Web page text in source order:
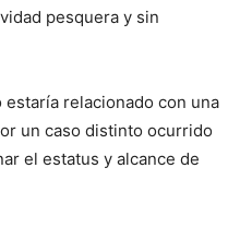
pesquera y sin
relacionado con una
un caso distinto ocurrido
el estatus y alcance de